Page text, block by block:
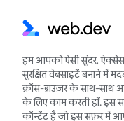
हम आपको ऐसी सुंदर,
सुरक्षित वेबसाइटें बनाने में
क्रॉस-ब्राउज़र के साथ-
के लिए काम करती हों. इस
कॉन्टेंट है जो इस सफ़र में